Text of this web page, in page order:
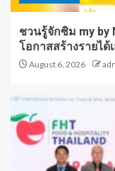
ชวนรู้จักซิม my by
โอกาสสร้างรายได้
August 6, 2026